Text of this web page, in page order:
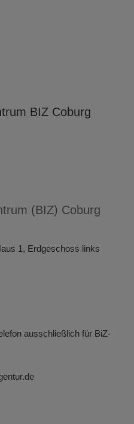
BIZ Coburg
(BIZ) Coburg
1, Erdgeschoss links
ausschließlich für BiZ-